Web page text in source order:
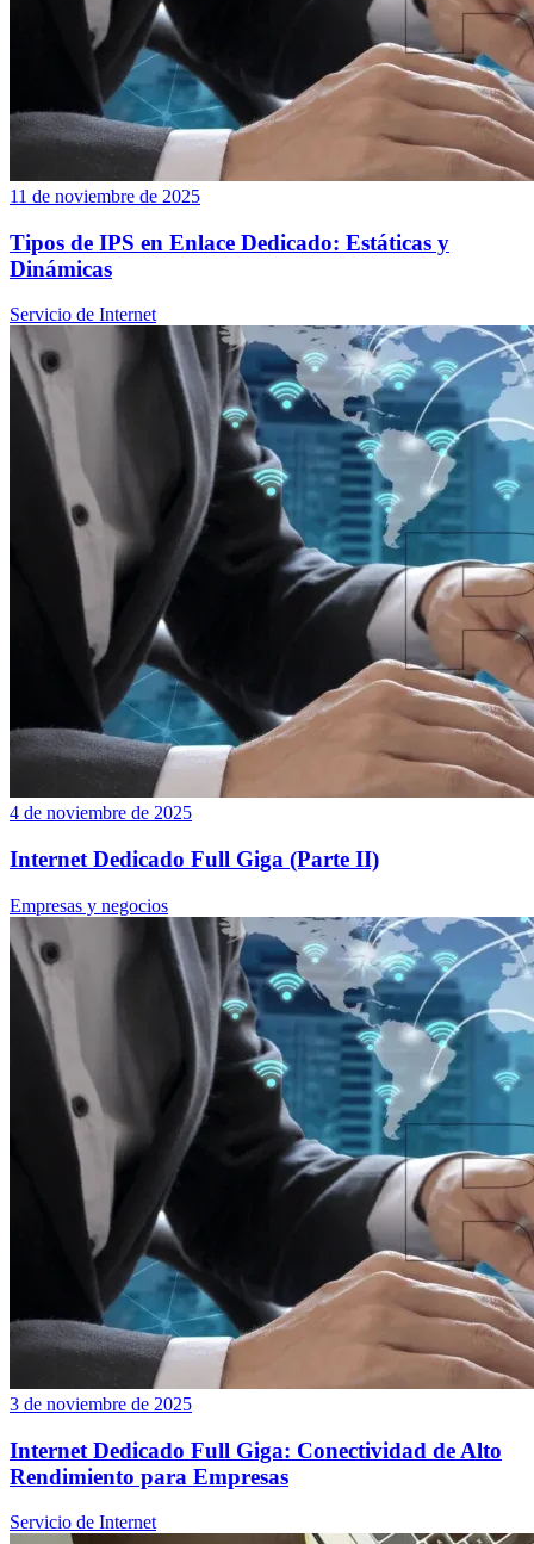
11 de noviembre de 2025
Tipos de IPS en Enlace Dedicado: Estáticas y
Dinámicas
Servicio de Internet
4 de noviembre de 2025
Internet Dedicado Full Giga (Parte II)
Empresas y negocios
3 de noviembre de 2025
Internet Dedicado Full Giga: Conectividad de Alto
Rendimiento para Empresas
Servicio de Internet